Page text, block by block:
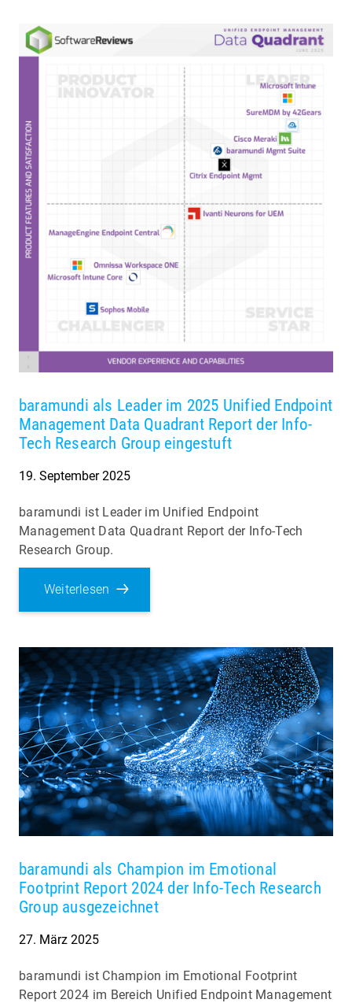
baramundi als Leader im 2025 Unified Endpoint
Management Data Quadrant Report der Info-
Tech Research Group eingestuft
19. September 2025
baramundi ist Leader im Unified Endpoint
Management Data Quadrant Report der Info-Tech
Research Group.
Weiterlesen
baramundi als Champion im Emotional
Footprint Report 2024 der Info-Tech Research
Group ausgezeichnet
27. März 2025
baramundi ist Champion im Emotional Footprint
Report 2024 im Bereich Unified Endpoint Management